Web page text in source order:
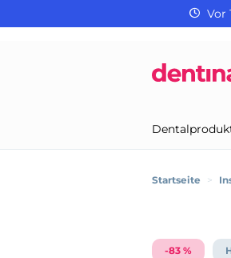
Vor
Startseite >
-83 %